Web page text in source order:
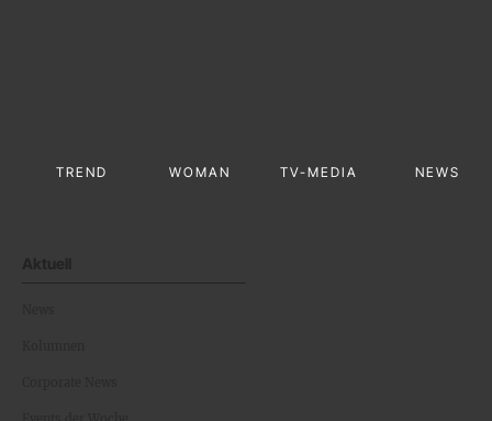
TREND WOMAN TV-MEDIA NEWS